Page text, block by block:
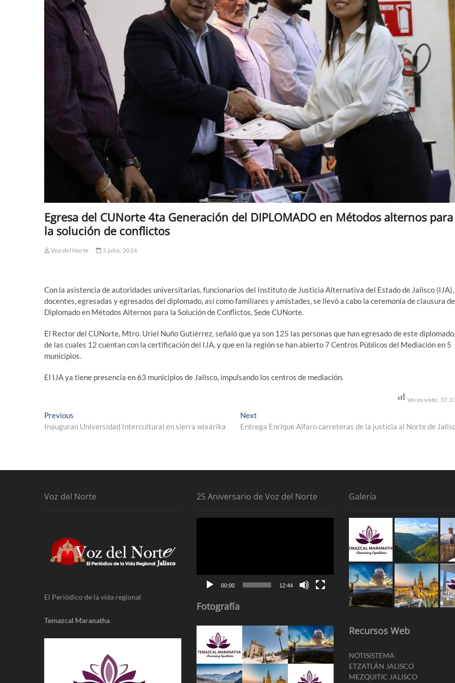
Egresa del CUNorte 4ta Generación del DIPLOMADO en Métodos alternos para
la solución de conflictos
Voz del Norte 3 julio, 2024
Con la asistencia de autoridades universitarias, funcionarios del Instituto de Justicia Alternativa del Estado de Jalisco (IJA),
docentes, egresadas y egresados del diplomado, así como familiares y amistades, se llevó a cabo la ceremonia de clausura
Diplomado en Métodos Alternos para la Solución de Conflictos, Sede CUNorte.
El Rector del CUNorte, Mtro. Uriel Nuño Gutiérrez, señaló que ya son 125 las personas que han egresado de este diplomado,
de las cuales 12 cuentan con la certificación del IJA, y que en la región se han abierto 7 Centros Públicos del Mediación en 5
municipios.
El IJA ya tiene presencia en 63 municipios de Jalisco, impulsando los centros de mediación.
Veces visto:
Navegación
de
Previous
post:
Inauguran Universidad Intercultural en sierra wixárika
Next
post:
Entrega Enrique Alfaro carreteras de la justicia al Norte de
Voz del Norte
El Periódico de la vida regional
Temazcal Maranatha
25 Aniversario de Voz del Norte
00:00 12:44
Fotografía
Galería
Recursos Web
NOTISISTEMA
ETZATLÁN JALISCO
MEZQUITIC JALISCO